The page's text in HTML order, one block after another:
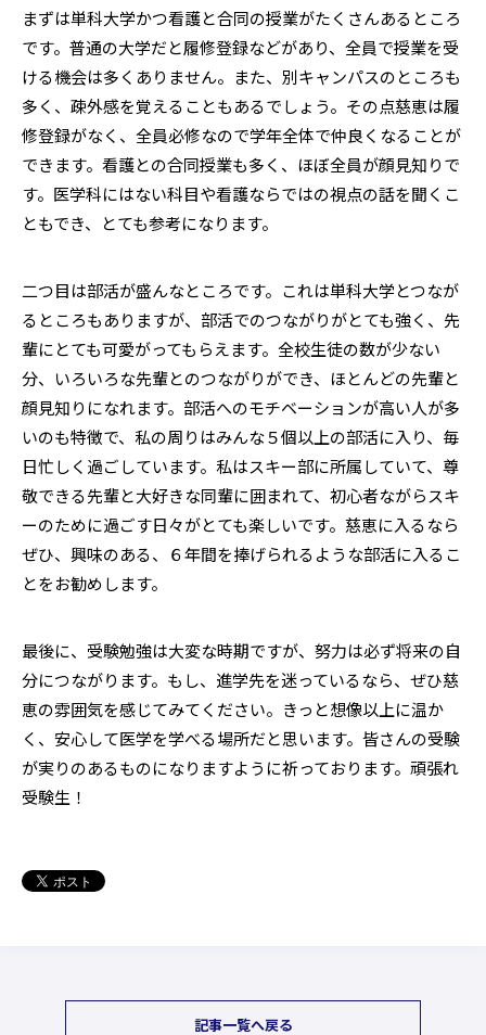
まずは単科大学かつ看護と合同の授業がたくさんあるところ
です。普通の大学だと履修登録などがあり、全員で授業を受
ける機会は多くありません。また、別キャンパスのところも
多く、疎外感を覚えることもあるでしょう。その点慈恵は履
修登録がなく、全員必修なので学年全体で仲良くなることが
できます。看護との合同授業も多く、ほぼ全員が顔見知りで
す。医学科にはない科目や看護ならではの視点の話を聞くこ
ともでき、とても参考になります。
二つ目は部活が盛んなところです。これは単科大学とつなが
るところもありますが、部活でのつながりがとても強く、先
輩にとても可愛がってもらえます。全校生徒の数が少ない
分、いろいろな先輩とのつながりができ、ほとんどの先輩と
顔見知りになれます。部活へのモチベーションが高い人が多
いのも特徴で、私の周りはみんな５個以上の部活に入り、毎
日忙しく過ごしています。私はスキー部に所属していて、尊
敬できる先輩と大好きな同輩に囲まれて、初心者ながらスキ
ーのために過ごす日々がとても楽しいです。慈恵に入るなら
ぜひ、興味のある、６年間を捧げられるような部活に入るこ
とをお勧めします。
最後に、受験勉強は大変な時期ですが、努力は必ず将来の自
分につながります。もし、進学先を迷っているなら、ぜひ慈
恵の雰囲気を感じてみてください。きっと想像以上に温か
く、安心して医学を学べる場所だと思います。皆さんの受験
が実りのあるものになりますように祈っております。頑張れ
受験生！
記事一覧へ戻る